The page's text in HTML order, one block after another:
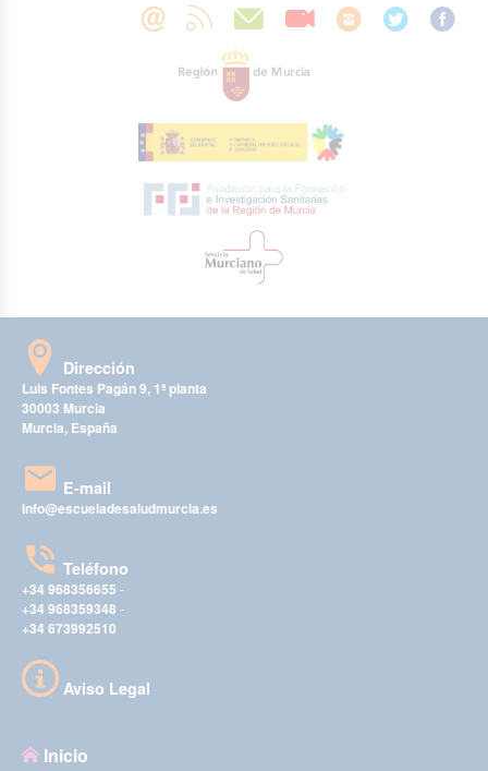
Dirección
Luis Fontes Pagán 9, 1ª planta
30003 Murcia
Murcia, España
E-mail
info@escueladesaludmurcia.es
Teléfono
+34 968356655 -
+34 968359348 -
+34 673992510
Aviso Legal
Inicio